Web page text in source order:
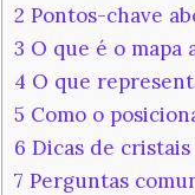
2 Pontos-chave
3 O que é o mapa
4 O que
5 Como o
6 Dicas de
7 Perguntas